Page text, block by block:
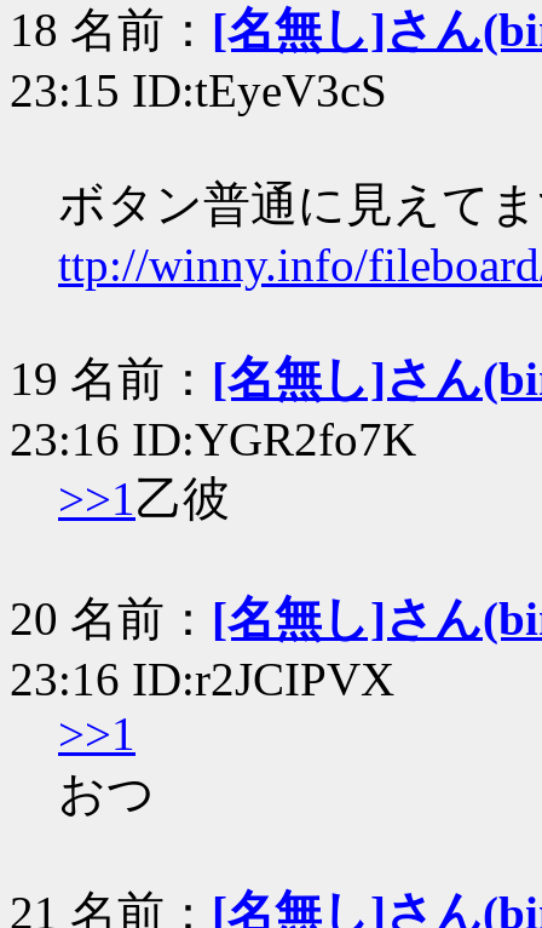
18 名前： [名無し]さん
23:15 ID:tEyeV3cS
ボタン普通に見えて
ttp://winny.info/
19 名前： [名無し]さん
23:16 ID:YGR2fo7K
>>1乙彼
20 名前： [名無し]さん
23:16 ID:r2JCIPVX
>>1
おつ
21 名前： [名無し]さん